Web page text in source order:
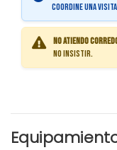
coordine una
No atiendo
No insistir.